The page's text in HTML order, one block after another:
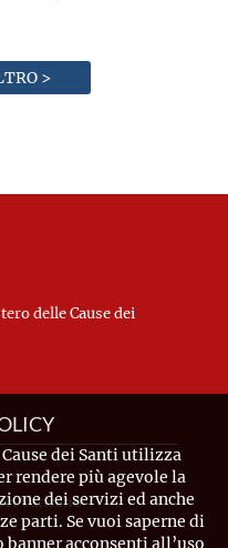
>
delle Cause dei
Vaticano
dei Santi utilizza
rendere più agevole la
dei servizi ed anche
parti. Se vuoi saperne di
banner acconsenti all’uso